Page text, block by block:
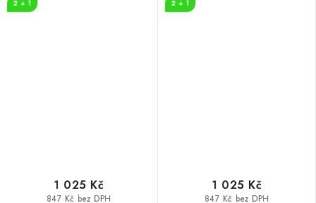
2 + 1
847 Kč bez DPH
1 025 Kč
2 + 1
847 Kč bez DPH
1 025 Kč